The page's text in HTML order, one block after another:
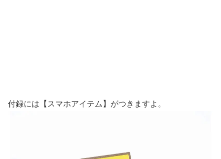
付録には【スマホアイテム】がつきますよ。